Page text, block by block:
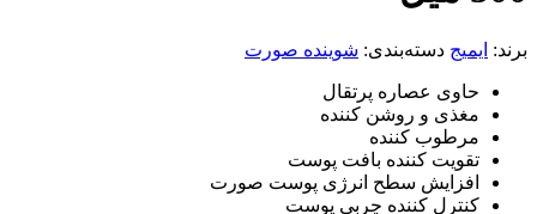
دسته‌بندی:شوینده صورت
عصاره پرتقال
و روشن کننده
کننده
کننده بافت پوست
سطح انرژی پوست صورت
کننده چربی پوست